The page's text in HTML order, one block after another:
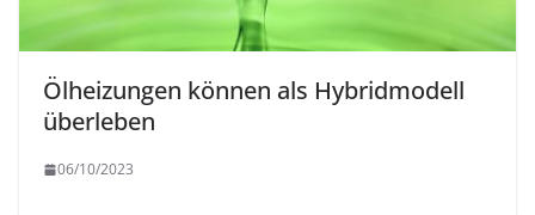
Ölheizungen können als Hybridmodell
überleben
06/10/2023